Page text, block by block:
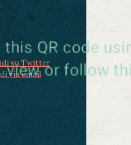
su Twitter
via email